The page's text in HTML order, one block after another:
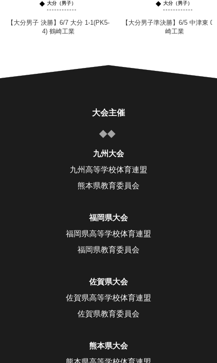
大分（男子）
【大分男子 決勝】6/7 大分 1-1(PK5-
4) 鶴崎工業
大分（男子）
【大分男子準決勝】6/5 中津東
崎工業
大会主催
九州大会
九州高等学校体育連盟
熊本県教育委員会
福岡県大会
福岡県高等学校体育連盟
福岡県教育委員会
佐賀県大会
佐賀県高等学校体育連盟
佐賀県教育委員会
熊本県大会